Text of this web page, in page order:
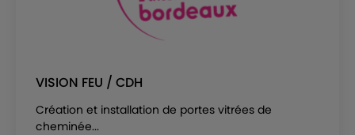
VISION FEU / CDH
Création et installation de portes vitrées de
cheminée...